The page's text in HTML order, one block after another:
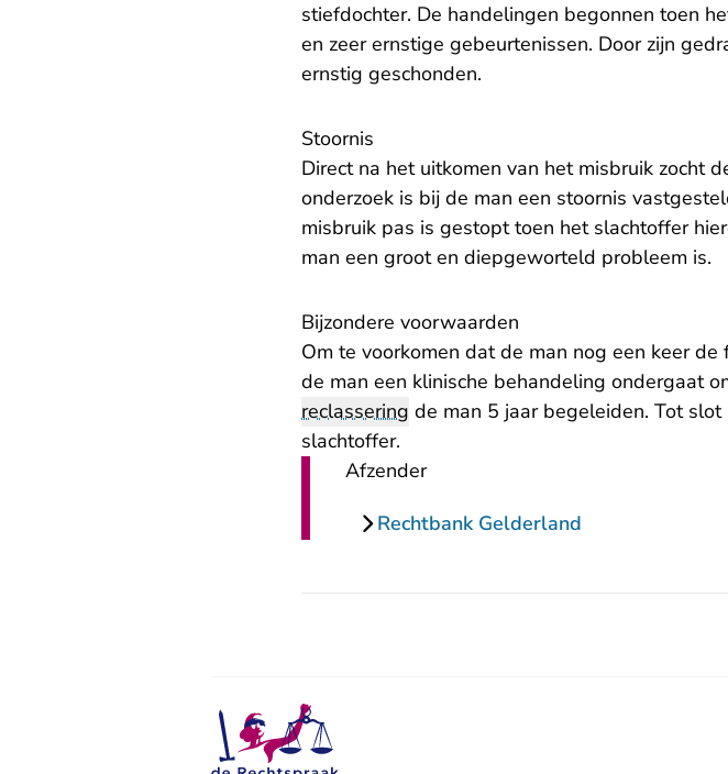
stiefdochter. De handelingen begonnen toen
en zeer ernstige gebeurtenissen. Door zijn
ernstig geschonden.
Stoornis
Direct na het uitkomen van het misbruik zocht
onderzoek is bij de man een stoornis
misbruik pas is gestopt toen het slachtoffer
man een groot en diepgeworteld probleem is.
Bijzondere voorwaarden
Om te voorkomen dat de man nog een keer
de man een klinische behandeling ondergaat
reclassering de man 5 jaar begeleiden. Tot
slachtoffer.
Afzender
Rechtbank Gelderland